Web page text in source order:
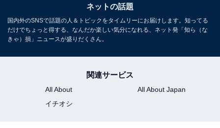
ネットの話題
国内外のSNSで話題の人＆トピックをタイムリーにお届けします。知ってる
だけでちょっと得する、なんだか楽しい気分になれる、ネット発「知ら（な
きゃ）損」ニュースが盛りだくさん。
関連サービス
All About
All About Japan
イチオシ